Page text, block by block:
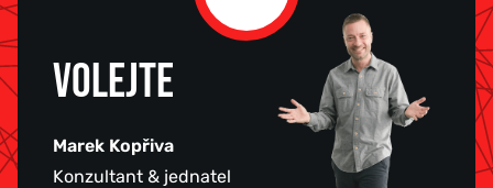
VOLEJTE
Marek Kopřiva
Konzultant & jednatel